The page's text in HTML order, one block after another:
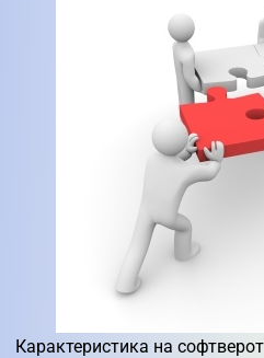
Карактеристика на